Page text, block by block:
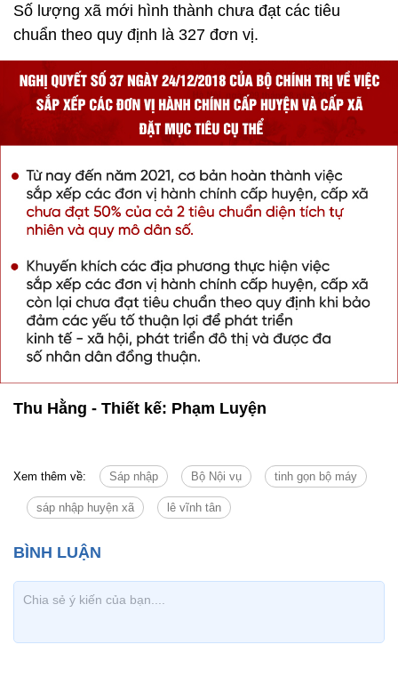
Số lượng xã mới hình thành chưa đạt các tiêu
chuẩn theo quy định là 327 đơn vị.
Thu Hằng - Thiết kế: Phạm Luyện
Xem thêm về: Sáp nhập Bộ Nội vụ tinh gọn bộ máy
sáp nhập huyện xã lê vĩnh tân